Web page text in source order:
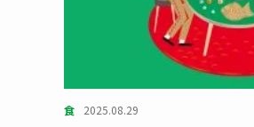
食 2025.08.29